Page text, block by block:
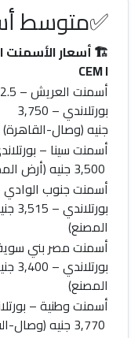
✅متوسط
🏗️أسعار الأسمنت
CEM I
أسمنت العريش
بورتلاندي – 3,750
جنيه(وصال-القاهرة)
أسمنت سينا –
3,500 جنيه
(أرض
أسمنت جنوب الوادي
بورتلاندي – 3,515 جنيه
المصنع)
أسمنت مصر بني
بورتلاندي – 3,400 جنيه
المصنع)
أسمنت وطنية–
3,770 جنيه
(وصال-